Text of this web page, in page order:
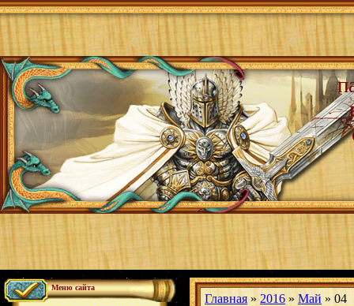
Меню сайта
Главная » 2016 » Май » 04